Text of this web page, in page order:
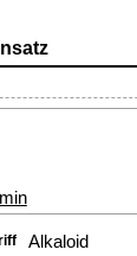
Alkaloid